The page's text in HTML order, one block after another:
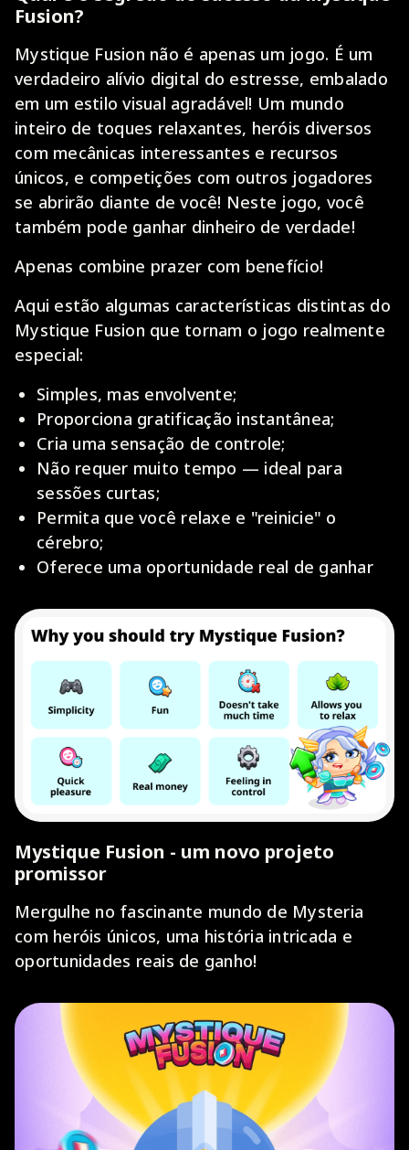
Fusion?
Mystique Fusion não é apenas um jogo. É um
verdadeiro alívio digital do estresse, embalado
em um estilo visual agradável! Um mundo
inteiro de toques relaxantes, heróis diversos
com mecânicas interessantes e recursos
únicos, e competições com outros jogadores
se abrirão diante de você! Neste jogo, você
também pode ganhar dinheiro de verdade!
Apenas combine prazer com benefício!
Aqui estão algumas características distintas do
Mystique Fusion que tornam o jogo realmente
especial:
Simples, mas envolvente;
Proporciona gratificação instantânea;
Cria uma sensação de controle;
Não requer muito tempo — ideal para
sessões curtas;
Permita que você relaxe e "reinicie" o
cérebro;
Oferece uma oportunidade real de ganhar
Mystique Fusion - um novo projeto
promissor
Mergulhe no fascinante mundo de Mysteria
com heróis únicos, uma história intricada e
oportunidades reais de ganho!